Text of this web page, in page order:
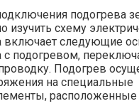
подогрева
изучить схему
включает следующие
подогревом,
Подогрев
на специальные
расположенные